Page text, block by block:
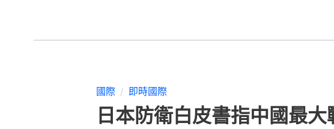
國際 即時國際
日本防衛白皮書指中國最